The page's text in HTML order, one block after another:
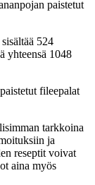
paistetut
524
yhteensä 1048
fileepalat
tarkkoina
ja
reseptit voivat
aina myös